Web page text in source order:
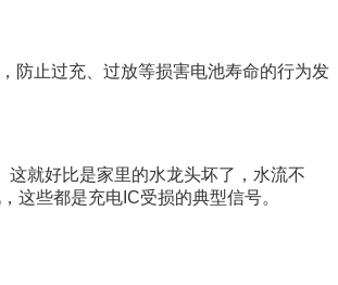
防止过充、过放等损害电池寿命的行为发
这就好比是家里的水龙头坏了，水流不
这些都是充电IC受损的典型信号。